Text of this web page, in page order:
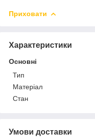
Приховати
Характеристики
Основні
Тип
Матеріал
Стан
Умови доставки